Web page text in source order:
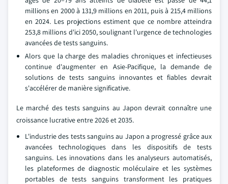
millions en 2000 à 131,9 millions en 2011, puis à 215,4 millions
en 2024. Les projections estiment que ce nombre atteindra
253,8 millions d'ici 2050, soulignant l'urgence de technologies
avancées de tests sanguins.
Alors que la charge des maladies chroniques et infectieuses
continue d'augmenter en Asie-Pacifique, la demande de
solutions de tests sanguins innovantes et fiables devrait
s'accélérer de manière significative.
Le marché des tests sanguins au Japon devrait connaître une
croissance lucrative entre 2026 et 2035.
L'industrie des tests sanguins au Japon a progressé grâce aux
avancées technologiques dans les dispositifs de tests
sanguins. Les innovations dans les analyseurs automatisés,
les plateformes de diagnostic moléculaire et les systèmes
portables de tests sanguins transforment les pratiques